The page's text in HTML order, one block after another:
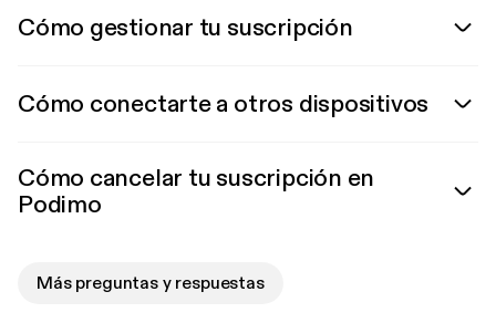
Cómo gestionar tu suscripción
Cómo conectarte a otros dispositivos
Cómo cancelar tu suscripción en
Podimo
Más preguntas y respuestas